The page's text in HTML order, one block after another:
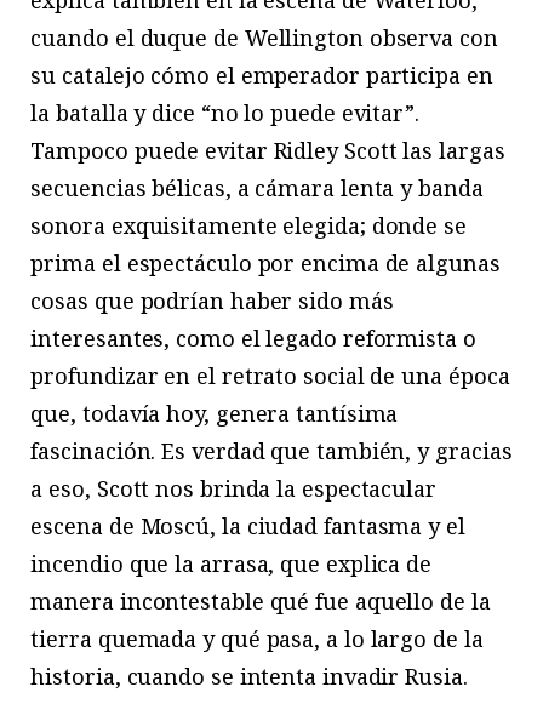
cuando el duque de Wellington observa con
su catalejo cómo el emperador participa en
la batalla y dice “no lo puede evitar”.
Tampoco puede evitar Ridley Scott las largas
secuencias bélicas, a cámara lenta y banda
sonora exquisitamente elegida; donde se
prima el espectáculo por encima de algunas
cosas que podrían haber sido más
interesantes, como el legado reformista o
profundizar en el retrato social de una época
que, todavía hoy, genera tantísima
fascinación. Es verdad que también, y gracias
a eso, Scott nos brinda la espectacular
escena de Moscú, la ciudad fantasma y el
incendio que la arrasa, que explica de
manera incontestable qué fue aquello de la
tierra quemada y qué pasa, a lo largo de la
historia, cuando se intenta invadir Rusia.